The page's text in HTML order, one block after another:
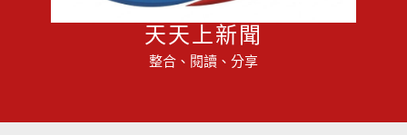
天天上新聞
整合、閱讀、分享